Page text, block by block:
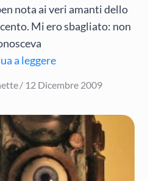
nota ai veri amanti dello
Mi ero sbagliato: non
a leggere
Posted
12 Dicembre 2009